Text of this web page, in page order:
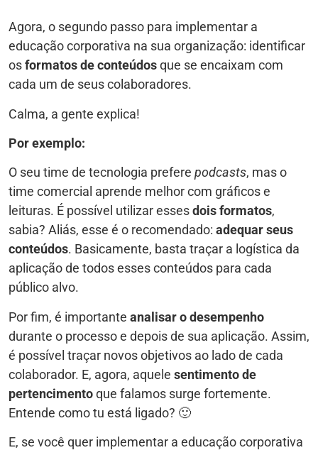
Agora, o segundo passo para implementar a
educação corporativa na sua organização: identificar
osformatos de conteúdosque se encaixam com
cada um de seus colaboradores.
Calma, a gente explica!
Por exemplo:
O seu time de tecnologia prefere podcasts, mas o
time comercial aprende melhor com gráficos e
leituras. É possível utilizar essesdois formatos,
sabia? Aliás, esse é o recomendado: adequar seus
conteúdos. Basicamente, basta traçar a logística da
aplicação de todos esses conteúdos para cada
público alvo.
Por fim, é importante analisar o desempenho
durante o processo e depois de sua aplicação. Assim,
é possível traçar novos objetivos ao lado de cada
colaborador. E, agora, aquele sentimento de
pertencimentoque falamos surge fortemente.
Entende como tu está ligado? 🙂
E, se você quer implementar a educação corporativa